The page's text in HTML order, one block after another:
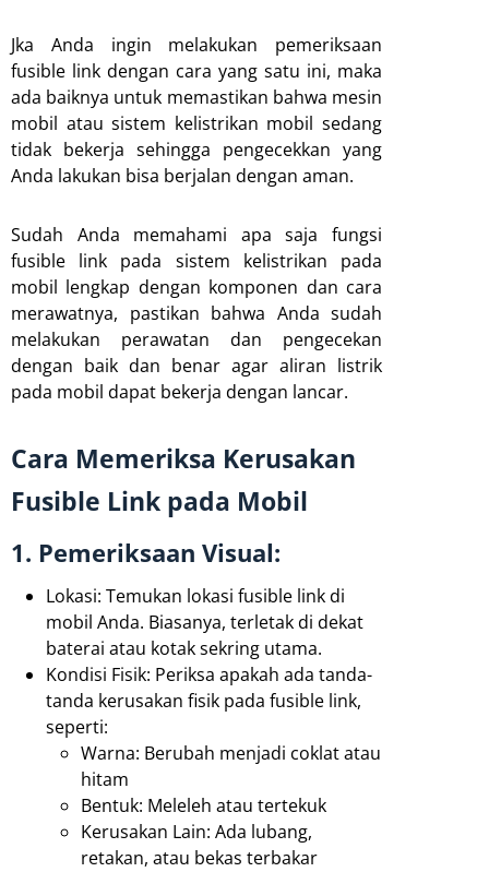
Jka Anda ingin melakukan pemeriksaan
fusible link dengan cara yang satu ini, maka
ada baiknya untuk memastikan bahwa mesin
mobil atau sistem kelistrikan mobil sedang
tidak bekerja sehingga pengecekkan yang
Anda lakukan bisa berjalan dengan aman.
Sudah Anda memahami apa saja fungsi
fusible link pada sistem kelistrikan pada
mobil lengkap dengan komponen dan cara
merawatnya, pastikan bahwa Anda sudah
melakukan perawatan dan pengecekan
dengan baik dan benar agar aliran listrik
pada mobil dapat bekerja dengan lancar.
Cara Memeriksa Kerusakan
Fusible Link pada Mobil
1. Pemeriksaan Visual:
Lokasi: Temukan lokasi fusible link di
mobil Anda. Biasanya, terletak di dekat
baterai atau kotak sekring utama.
Kondisi Fisik: Periksa apakah ada tanda-
tanda kerusakan fisik pada fusible link,
seperti:
Warna: Berubah menjadi coklat atau
hitam
Bentuk: Meleleh atau tertekuk
Kerusakan Lain: Ada lubang,
retakan, atau bekas terbakar